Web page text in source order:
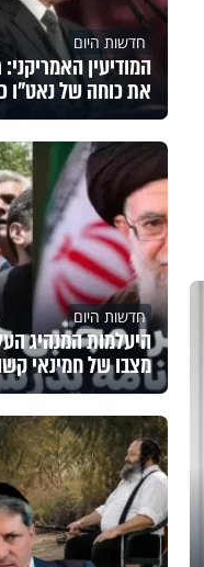
חדשות היום
המודיעין
את כוחה של נאט"ו
חדשות היום
היעלמות המנהיג
מצבו של חמינאי